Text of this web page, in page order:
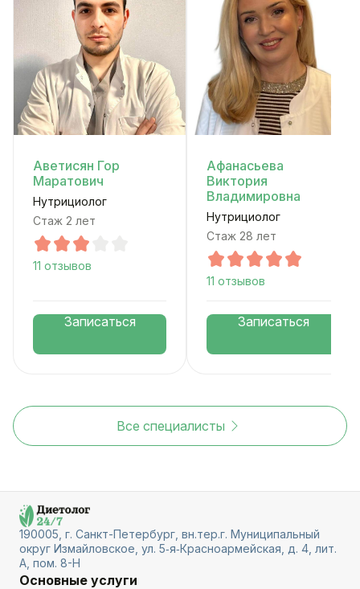
Аветисян Гор
Маратович
Нутрициолог
Стаж 2 лет
11 отзывов
Записаться
Афанасьева
Виктория
Владимировна
Нутрициолог
Стаж 28 лет
11 отзывов
Записаться
Все специалисты
190005, г. Санкт-Петербург, вн.тер.г. Муниципальный
округ Измайловское, ул. 5‑я‑Красноармейская, д. 4, лит.
А, пом. 8-Н
Основные услуги